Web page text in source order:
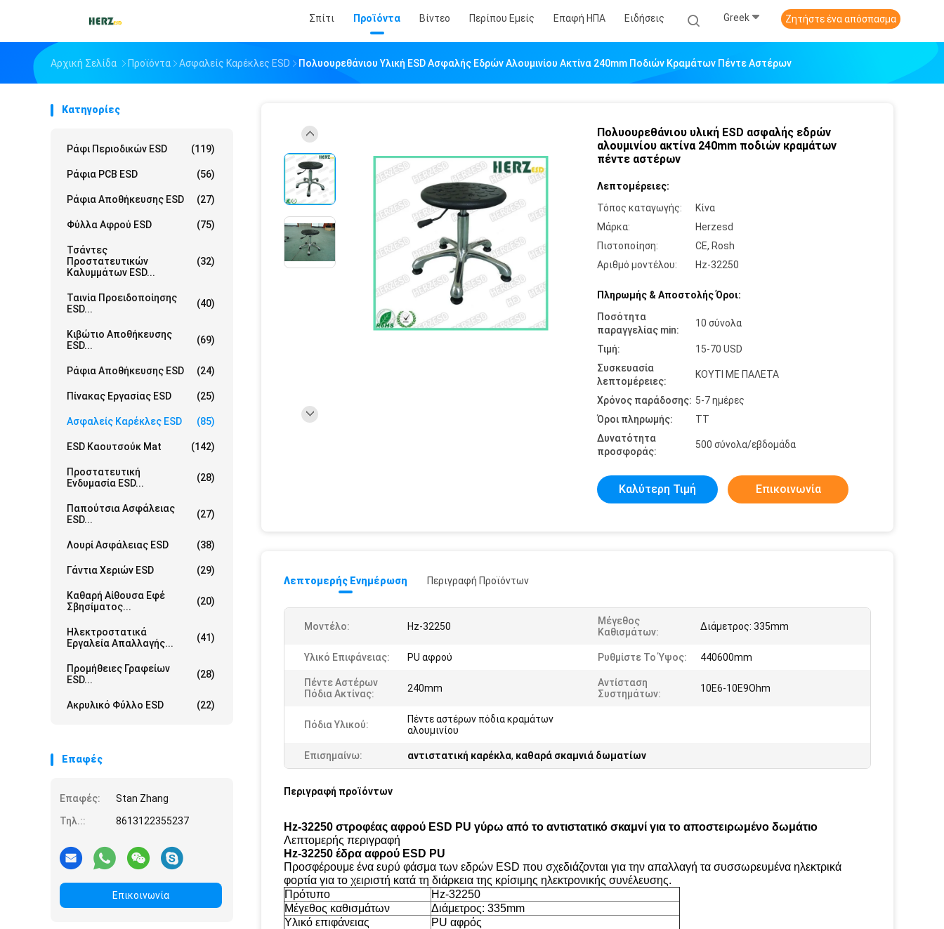
Σπίτι Προϊόντα Βίντεο Περίπου Εμείς Επαφή ΗΠΑ Ειδήσεις Greek Ζητήστε ένα απόσπασμα
Αρχική Σελίδα Προϊόντα Ασφαλείς Καρέκλες ESD Πολυουρεθάνιου Υλική ESD Ασφαλής Εδρών Αλουμινίου Ακτίνα 240mm Ποδιών Κραμάτων Πέντε Αστέρων
Κατηγορίες
Ράφι Περιοδικών ESD (119)
Ράφια PCB ESD (56)
Ράφια Αποθήκευσης ESD (27)
Φύλλα Αφρού ESD (75)
Τσάντες
Προστατευτικών
Καλυμμάτων ESD...
(32)
Ταινία Προειδοποίησης
ESD...
(40)
Κιβώτιο Αποθήκευσης
ESD...
(69)
Ράφια Αποθήκευσης ESD (24)
Πίνακας Εργασίας ESD (25)
Ασφαλείς Καρέκλες ESD (85)
ESD Καουτσούκ Mat (142)
Προστατευτική
Ενδυμασία ESD...
(28)
Παπούτσια Ασφάλειας
ESD...
(27)
Λουρί Ασφάλειας ESD (38)
Γάντια Χεριών ESD (29)
Καθαρή Αίθουσα Εφέ
Σβησίματος...
(20)
Ηλεκτροστατικά
Εργαλεία Απαλλαγής...
(41)
Προμήθειες Γραφείων
ESD...
(28)
Ακρυλικό Φύλλο ESD (22)
Επαφές
Επαφές:
Stan Zhang
Τηλ.::
8613122355237
Επικοινωνία
Πολυουρεθάνιου υλική ESD ασφαλής εδρών
αλουμινίου ακτίνα 240mm ποδιών κραμάτων
πέντε αστέρων
Λεπτομέρειες:
Τόπος καταγωγής:
Κίνα
Μάρκα:
Herzesd
Πιστοποίηση:
CE, Rosh
Αριθμό μοντέλου:
Hz-32250
Πληρωμής & Αποστολής Όροι:
Ποσότητα
παραγγελίας min:
10 σύνολα
Τιμή:
15-70 USD
Συσκευασία
λεπτομέρειες:
ΚΟΥΤΙ ΜΕ ΠΑΛΕΤΑ
Χρόνος παράδοσης: 5-7 ημέρες
Όροι πληρωμής:
TT
Δυνατότητα
προσφοράς:
500 σύνολα/εβδομάδα
Καλύτερη Τιμή Επικοινωνία
Λεπτομερής Ενημέρωση Περιγραφή Προϊόντων
Μοντέλο: Hz-32250
Μέγεθος
Καθισμάτων:
Διάμετρος: 335mm
Υλικό Επιφάνειας: PU αφρού Ρυθμίστε Το Ύψος: 440600mm
Πέντε Αστέρων
Πόδια Ακτίνας:
240mm
Αντίσταση
Συστημάτων:
10E6-10E9Ohm
Πόδια Υλικού:
Πέντε αστέρων πόδια κραμάτων
αλουμινίου
Επισημαίνω: αντιστατική καρέκλα, καθαρά σκαμνιά δωματίων
Περιγραφή προϊόντων
Hz-32250 στροφέας αφρού ESD PU γύρω από το αντιστατικό σκαμνί για το αποστειρωμένο δωμάτιο
Λεπτομερής περιγραφή
Hz-32250 έδρα αφρού ESD PU
Προσφέρουμε ένα ευρύ φάσμα των εδρών ESD που σχεδιάζονται για την απαλλαγή τα συσσωρευμένα ηλεκτρικά
φορτία για το χειριστή κατά τη διάρκεια της κρίσιμης ηλεκτρονικής συνέλευσης.
Πρότυπο
Hz-32250
Μέγεθος καθισμάτων
Διάμετρος: 335mm
Υλικό επιφάνειας
PU αφρός